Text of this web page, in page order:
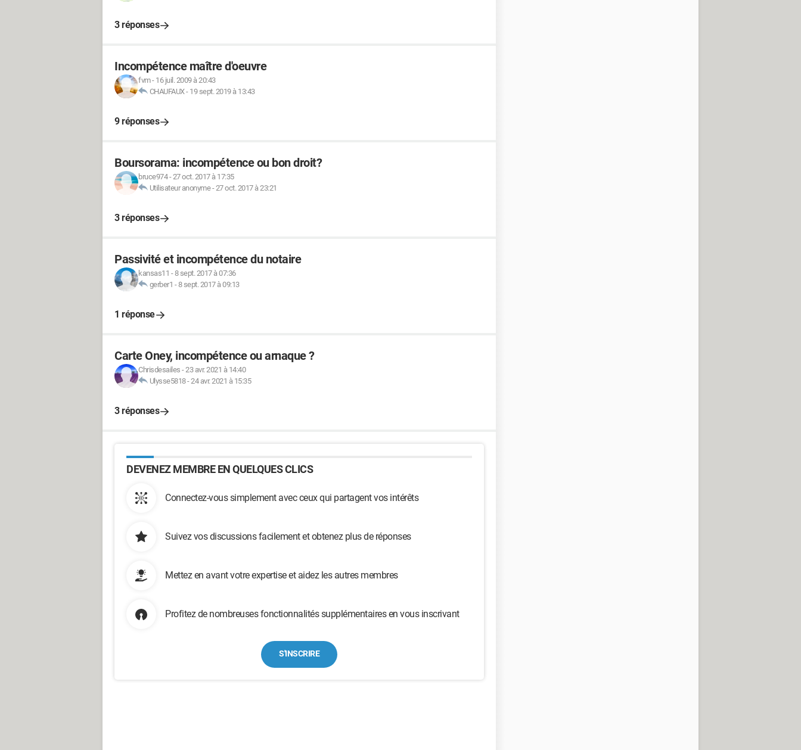
3 réponses
Incompétence maître d'oeuvre
fvm- 16 juil. 2009 à 20:43
CHAUFAUX- 19 sept. 2019 à 13:43
9 réponses
Boursorama: incompétence ou bon droit?
bruce974-27 oct. 2017 à 17:35
Utilisateur anonyme-27 oct. 2017 à 23:21
3 réponses
Passivité et incompétence du notaire
kansas11 -8 sept. 2017 à 07:36
gerber1 -8 sept. 2017 à 09:13
1 réponse
Carte Oney, incompétence ou arnaque ?
Chrisdesailes -23 avr. 2021 à 14:40
Ulysse5818-24 avr. 2021 à 15:35
3 réponses
DEVENEZ MEMBRE EN QUELQUES CLICS
Connectez-vous simplement avec ceux qui partagent vos intérêts
Suivez vos discussions facilement et obtenez plus de réponses
Mettez en avant votre expertise et aidez les autres membres
Profitez de nombreuses fonctionnalités supplémentaires en vous inscrivant
S'INSCRIRE